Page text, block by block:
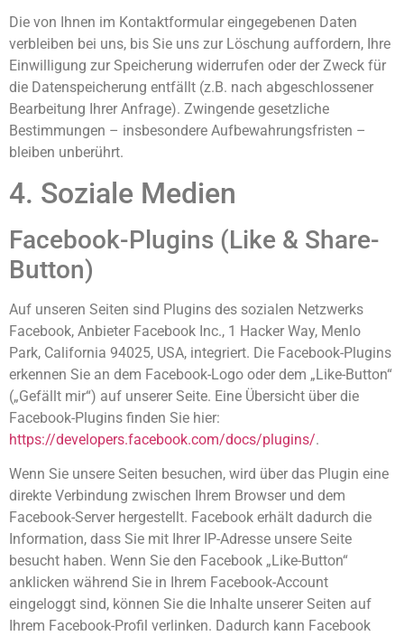
Die von Ihnen im Kontaktformular eingegebenen Daten
verbleiben bei uns, bis Sie uns zur Löschung auffordern, Ihre
Einwilligung zur Speicherung widerrufen oder der Zweck für
die Datenspeicherung entfällt (z.B. nach abgeschlossener
Bearbeitung Ihrer Anfrage). Zwingende gesetzliche
Bestimmungen – insbesondere Aufbewahrungsfristen –
bleiben unberührt.
4. Soziale Medien
Facebook-Plugins (Like & Share-
Button)
Auf unseren Seiten sind Plugins des sozialen Netzwerks
Facebook, Anbieter Facebook Inc., 1 Hacker Way, Menlo
Park, California 94025, USA, integriert. Die Facebook-Plugins
erkennen Sie an dem Facebook-Logo oder dem „Like-Button“
(„Gefällt mir“) auf unserer Seite. Eine Übersicht über die
Facebook-Plugins finden Sie hier:
https://developers.facebook.com/docs/plugins/.
Wenn Sie unsere Seiten besuchen, wird über das Plugin eine
direkte Verbindung zwischen Ihrem Browser und dem
Facebook-Server hergestellt. Facebook erhält dadurch die
Information, dass Sie mit Ihrer IP-Adresse unsere Seite
besucht haben. Wenn Sie den Facebook „Like-Button“
anklicken während Sie in Ihrem Facebook-Account
eingeloggt sind, können Sie die Inhalte unserer Seiten auf
Ihrem Facebook-Profil verlinken. Dadurch kann Facebook